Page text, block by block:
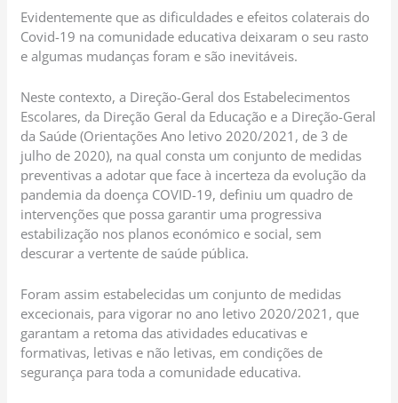
Evidentemente que as dificuldades e efeitos colaterais do
Covid-19 na comunidade educativa deixaram o seu rasto
e algumas mudanças foram e são inevitáveis.
Neste contexto, a Direção-Geral dos Estabelecimentos
Escolares, da Direção Geral da Educação e a Direção-Geral
da Saúde (Orientações Ano letivo 2020/2021, de 3 de
julho de 2020), na qual consta um conjunto de medidas
preventivas a adotar que face à incerteza da evolução da
pandemia da doença COVID-19, definiu um quadro de
intervenções que possa garantir uma progressiva
estabilização nos planos económico e social, sem
descurar a vertente de saúde pública.
Foram assim estabelecidas um conjunto de medidas
excecionais, para vigorar no ano letivo 2020/2021, que
garantam a retoma das atividades educativas e
formativas, letivas e não letivas, em condições de
segurança para toda a comunidade educativa.